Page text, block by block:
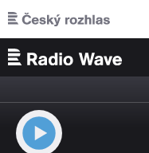
Přejít k hlavnímu obsahu